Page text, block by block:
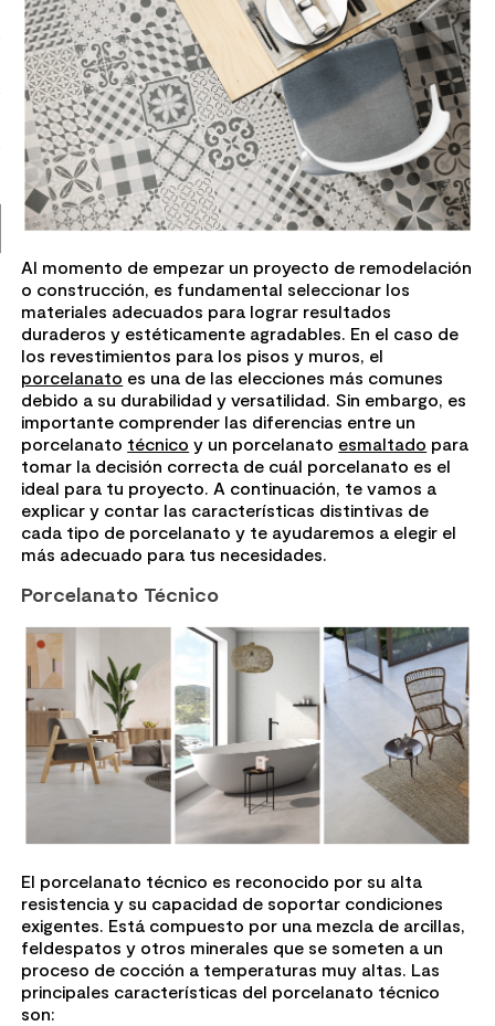
7. piso vinilico
8. receptaculo
9. spc
10. columna ducha
Al momento de empezar un proyecto de remodelación
o construcción, es fundamental seleccionar los
materiales adecuados para lograr resultados
duraderos y estéticamente agradables. En el caso de
los revestimientos para los pisos y muros, el
porcelanato es una de las elecciones más comunes
debido a su durabilidad y versatilidad. Sin embargo, es
importante comprender las diferencias entre un
porcelanato técnico y un porcelanato esmaltado para
tomar la decisión correcta de cuál porcelanato es el
ideal para tu proyecto. A continuación, te vamos a
explicar y contar las características distintivas de
cada tipo de porcelanato y te ayudaremos a elegir el
más adecuado para tus necesidades.
Porcelanato Técnico
El porcelanato técnico es reconocido por su alta
resistencia y su capacidad de soportar condiciones
exigentes. Está compuesto por una mezcla de arcillas,
feldespatos y otros minerales que se someten a un
proceso de cocción a temperaturas muy altas. Las
principales características del porcelanato técnico
son: